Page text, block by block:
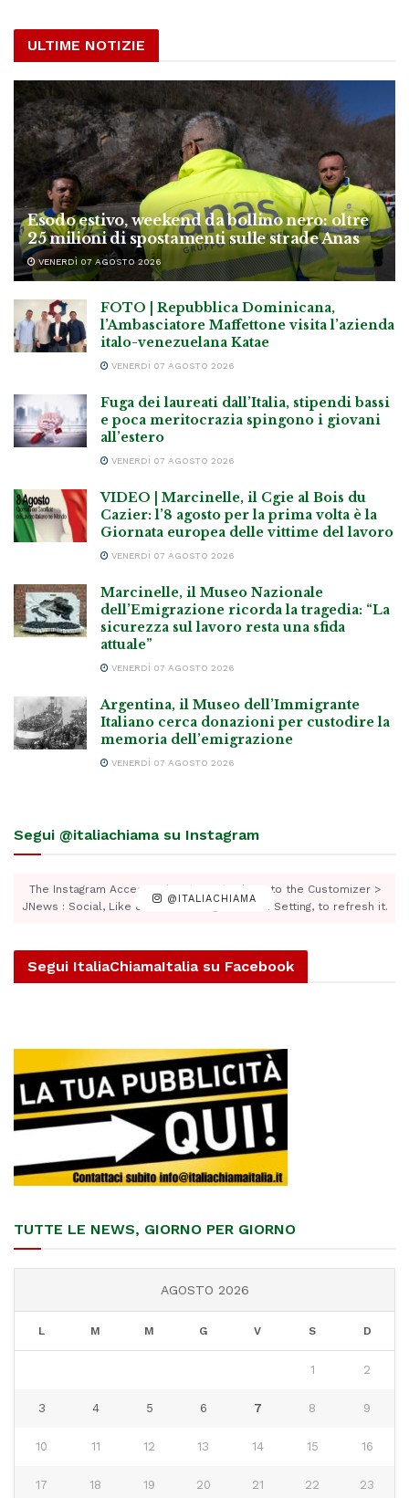
ULTIME NOTIZIE
Esodo estivo, weekend da bollino nero: oltre
25 milioni di spostamenti sulle strade Anas
VENERDÌ 07 AGOSTO 2026
FOTO | Repubblica Dominicana,
l’Ambasciatore Maffettone visita l’azienda
italo-venezuelana Katae
VENERDÌ 07 AGOSTO 2026
Fuga dei laureati dall’Italia, stipendi bassi
e poca meritocrazia spingono i giovani
all’estero
VENERDÌ 07 AGOSTO 2026
VIDEO | Marcinelle, il Cgie al Bois du
Cazier: l’8 agosto per la prima volta è la
Giornata europea delle vittime del lavoro
VENERDÌ 07 AGOSTO 2026
Marcinelle, il Museo Nazionale
dell’Emigrazione ricorda la tragedia: “La
sicurezza sul lavoro resta una sfida
attuale”
VENERDÌ 07 AGOSTO 2026
Argentina, il Museo dell’Immigrante
Italiano cerca donazioni per custodire la
memoria dell’emigrazione
VENERDÌ 07 AGOSTO 2026
Segui @italiachiama su Instagram
@ITALIACHIAMA
The Instagram Access Token is expired, Go to the Customizer >
JNews : Social, Like & View > Instagram Feed Setting, to refresh it.
Segui ItaliaChiamaItalia su Facebook
TUTTE LE NEWS, GIORNO PER GIORNO
AGOSTO 2026
L M M G V S D
1 2
3 4 5 6 7 8 9
10 11 12 13 14 15 16
17 18 19 20 21 22 23